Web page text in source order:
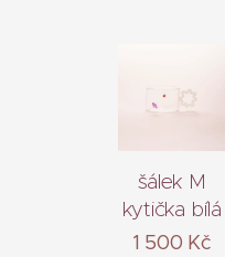
šálek M
kytička bílá
1 500 Kč